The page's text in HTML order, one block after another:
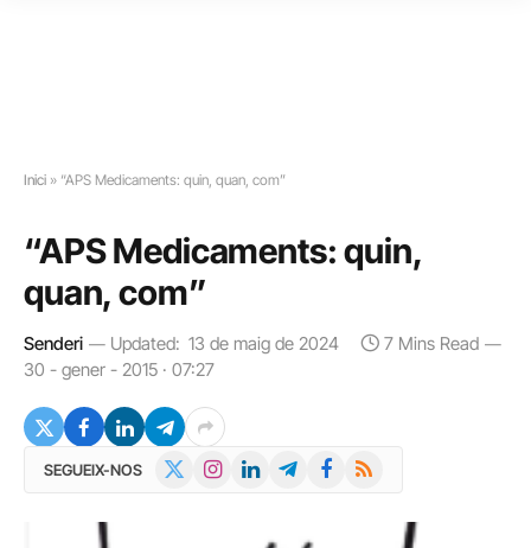
Inici » “APS Medicaments: quin, quan, com”
“APS Medicaments: quin,
quan, com”
Senderi Updated: 13 de maig de 2024
7 Mins Read
30 - gener - 2015 · 07:27
SEGUEIX-NOS InstagramLinkedInTelegramFacebook
RSS